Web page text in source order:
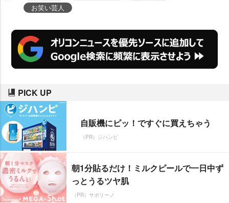
お笑い芸人
PICK UP
自販機にピッ！ですぐに買えちゃう
（PR）ジハンピ
朝1分貼るだけ！ミルクピールで一日中ず
っとうるツヤ肌
（PR）サボリーノ